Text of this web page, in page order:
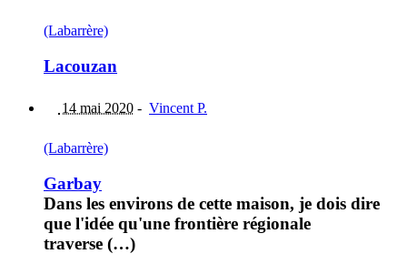
(Labarrère)
Lacouzan
14 mai 2020 - Vincent P.
(Labarrère)
Garbay
Dans les environs de cette maison, je dois dire
que l'idée qu'une frontière régionale
traverse (…)